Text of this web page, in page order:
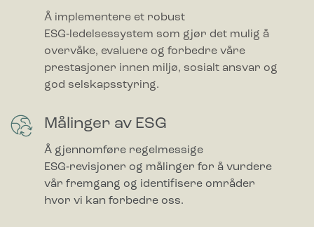
Å implementere et robust
ESG‑ledelsessystem som gjør det mulig å
overvåke, evaluere og forbedre våre
prestasjoner innen miljø, sosialt ansvar og
god selskapsstyring.
Målinger av ESG
Å gjennomføre regelmessige
ESG‑revisjoner og målinger for å vurdere
vår fremgang og identifisere områder
hvor vi kan forbedre oss.